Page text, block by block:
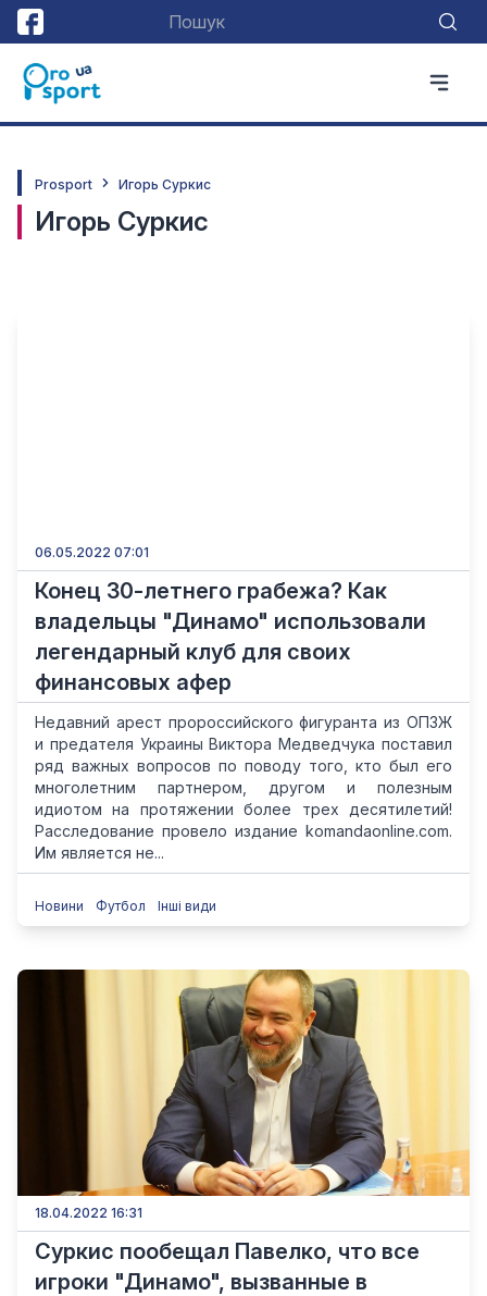
Prosport Игорь Суркис
Игорь Суркис
06.05.2022 07:01
Конец 30-летнего грабежа? Как
владельцы "Динамо" использовали
легендарный клуб для своих
финансовых афер
Недавний арест пророссийского фигуранта из ОПЗЖ
и предателя Украины Виктора Медведчука поставил
ряд важных вопросов по поводу того, кто был его
многолетним партнером, другом и полезным
идиотом на протяжении более трех десятилетий!
Расследование провело издание komandaonline.com.
Им является не...
Новини Футбол Інші види
18.04.2022 16:31
Суркис пообещал Павелко, что все
игроки "Динамо", вызванные в